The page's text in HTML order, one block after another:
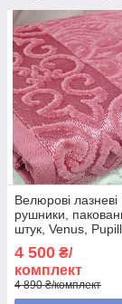
Велюрові лазневі
рушники,
штук, Venus,
4 500 ₴/
комплект
4 890 ₴/комплект